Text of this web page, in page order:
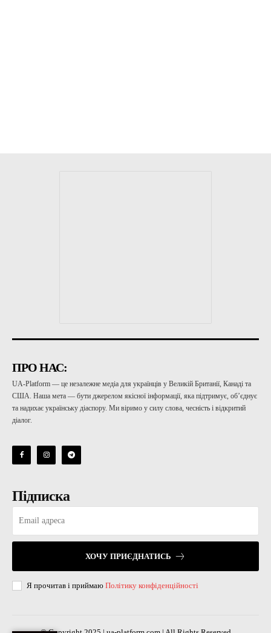
ПРО НАС:
UA-Platform — це незалежне медіа для українців у Великій Британії, Канаді та
США. Наша мета — бути джерелом якісної інформації, яка підтримує, об’єднує
та надихає українську діаспору. Ми віримо у силу слова, чесність і відкритий
діалог.
Підписка
ХОЧУ ПРИЄДНАТИСЬ
Я прочитав і приймаю Політику конфіденційності